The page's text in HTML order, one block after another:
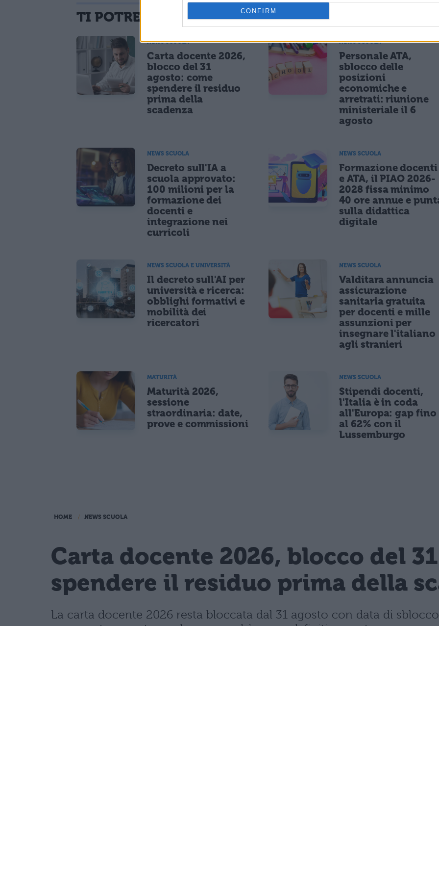
CONFIRM
TI POTREBBE INTERESSARE
NEWS SCUOLA
Carta docente 2026,
blocco del 31
agosto: come
spendere il residuo
prima della
scadenza
NEWS SCUOLA
Personale ATA,
sblocco delle
posizioni
economiche e
arretrati: riunione
ministeriale il 6
agosto
NEWS SCUOLA
Decreto sull'IA a
scuola approvato:
100 milioni per la
formazione dei
docenti e
integrazione nei
curricoli
NEWS SCUOLA
Formazione docenti
e ATA, il PIAO 2026-
2028 fissa minimo
40 ore annue e
sulla didattica
digitale
NEWS SCUOLA E UNIVERSITÀ
Il decreto sull'AI per
università e ricerca:
obblighi formativi e
mobilità dei
ricercatori
NEWS SCUOLA
Valditara annuncia
assicurazione
sanitaria gratuita
per docenti e mille
assunzioni per
insegnare l'italiano
agli stranieri
MATURITÀ
Maturità 2026,
sessione
straordinaria: date,
prove e commissioni
NEWS SCUOLA
Stipendi docenti,
l'Italia è in coda
all'Europa: gap fino
al 62% con il
Lussemburgo
HOME NEWS SCUOLA
Carta docente 2026, blocco del
spendere il residuo prima della
La carta docente 2026 resta bloccata dal 31 agosto con data di
speso entro questa scadenza o andrà perso definitivamente.